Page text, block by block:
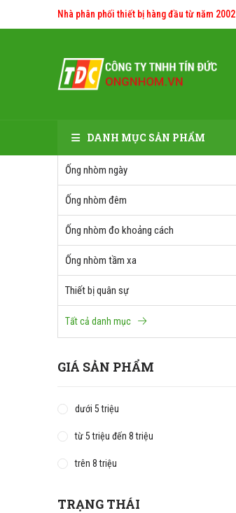
Nhà phân phối thiết bị hàng đầu từ năm 2002
DANH MỤC SẢN PHẨM
Ống nhòm ngày
Ống nhòm đêm
Ống nhòm đo khoảng cách
Ống nhòm tầm xa
Thiết bị quân sự
Tất cả danh mục
GIÁ SẢN PHẨM
dưới 5 triệu
từ 5 triệu đến 8 triệu
trên 8 triệu
TRẠNG THÁI